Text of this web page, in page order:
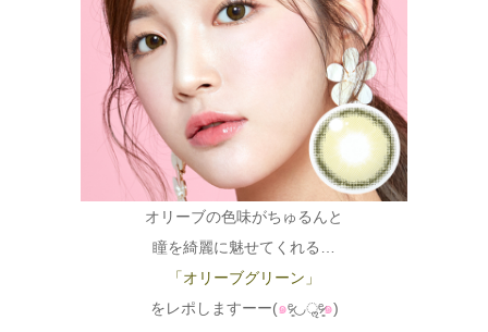
オリーブの色味がちゅるんと
瞳を綺麗に魅せてくれる…
「オリーブグリーン」
をレポしますーー(๑ᵉ̷͈◡ॢᵉ̷͈๑)